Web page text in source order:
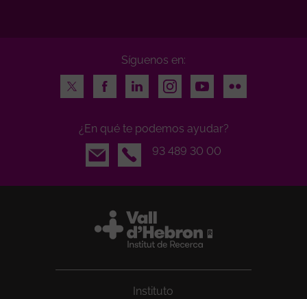
Síguenos en:
Twitter
FacebookLinkedInInstagramYoutubeFlickr
¿En qué te podemos ayudar?
Email
93 489 30 00
Instituto